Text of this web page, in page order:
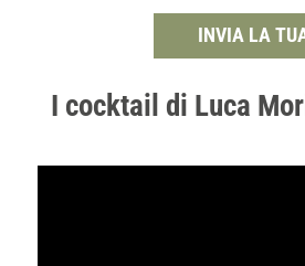
INVIA LA
I cocktail di Luca